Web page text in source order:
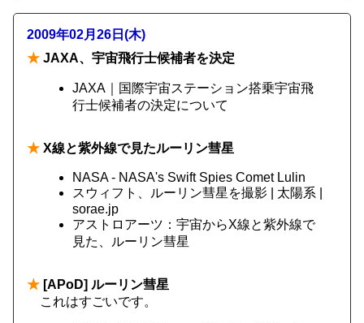
2009年02月26日(木)
★ JAXA、宇宙飛行士候補者を決定
JAXA｜国際宇宙ステーション搭乗宇宙飛
行士候補者の決定について
★ X線と紫外線で見たルーリン彗星
NASA - NASA's Swift Spies Comet Lulin
スウィフト、ルーリン彗星を撮影 | 太陽系 |
sorae.jp
アストロアーツ：宇宙からX線と紫外線で
見た、ルーリン彗星
★ [APoD] ルーリン彗星
これはすごいです。